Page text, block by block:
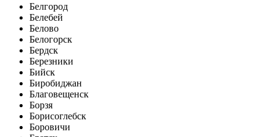
Белгород
Белебей
Белово
Белогорск
Бердск
Березники
Бийск
Биробиджан
Благовещенск
Борзя
Борисоглебск
Боровичи